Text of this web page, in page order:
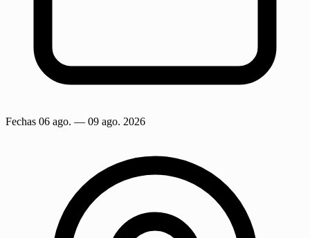
Fechas 06 ago. — 09 ago. 2026